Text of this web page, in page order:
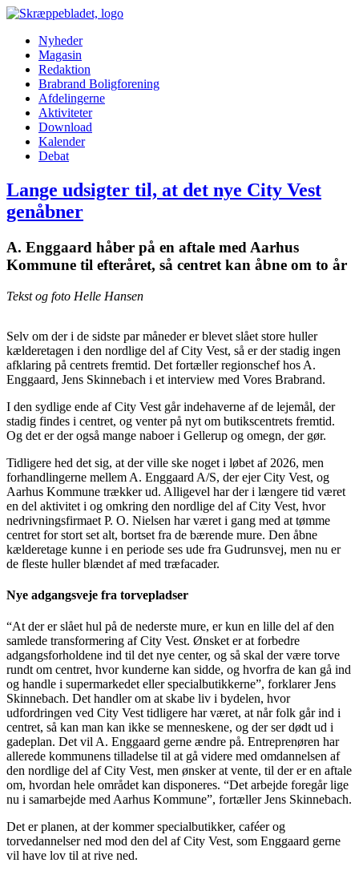
Nyheder
Magasin
Redaktion
Brabrand Boligforening
Afdelingerne
Aktiviteter
Download
Kalender
Debat
Lange udsigter til, at det nye City Vest
genåbner
A. Enggaard håber på en aftale med Aarhus
Kommune til efteråret, så centret kan åbne om to år
Tekst og foto Helle Hansen
Selv om der i de sidste par måneder er blevet slået store huller
kælderetagen i den nordlige del af City Vest, så er der stadig ingen
afklaring på centrets fremtid. Det fortæller regionschef hos A.
Enggaard, Jens Skinnebach i et interview med Vores Brabrand.
I den sydlige ende af City Vest går indehaverne af de lejemål, der
stadig findes i centret, og venter på nyt om butikscentrets fremtid.
Og det er der også mange naboer i Gellerup og omegn, der gør.
Tidligere hed det sig, at der ville ske noget i løbet af 2026, men
forhandlingerne mellem A. Enggaard A/S, der ejer City Vest, og
Aarhus Kommune trækker ud. Alligevel har der i længere tid været
en del aktivitet i og omkring den nordlige del af City Vest, hvor
nedrivningsfirmaet P. O. Nielsen har været i gang med at tømme
centret for stort set alt, bortset fra de bærende mure. Den åbne
kælderetage kunne i en periode ses ude fra Gudrunsvej, men nu er
de fleste huller blændet af med træfacader.
Nye adgangsveje fra torvepladser
“At der er slået hul på de nederste mure, er kun en lille del af den
samlede transformering af City Vest. Ønsket er at forbedre
adgangsforholdene ind til det nye center, og så skal der være torve
rundt om centret, hvor kunderne kan sidde, og hvorfra de kan gå ind
og handle i supermarkedet eller specialbutikkerne”, forklarer Jens
Skinnebach. Det handler om at skabe liv i bydelen, hvor
udfordringen ved City Vest tidligere har været, at når folk går ind i
centret, så kan man kan ikke se menneskene, og der ser dødt ud i
gadeplan. Det vil A. Enggaard gerne ændre på. Entreprenøren har
allerede kommunens tilladelse til at gå videre med omdannelsen af
den nordlige del af City Vest, men ønsker at vente, til der er en aftale
om, hvordan hele området kan disponeres. “Det arbejde foregår lige
nu i samarbejde med Aarhus Kommune”, fortæller Jens Skinnebach.
Det er planen, at der kommer specialbutikker, caféer og
torvedannelser ned mod den del af City Vest, som Enggaard gerne
vil have lov til at rive ned.